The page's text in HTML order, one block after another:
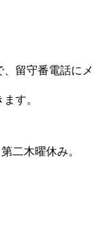
留守番電話にメ
す。
二木曜休み。